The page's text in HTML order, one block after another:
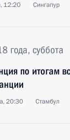
12:20 Сингапур
года, суббота
по итогам
20:30 Стамбул